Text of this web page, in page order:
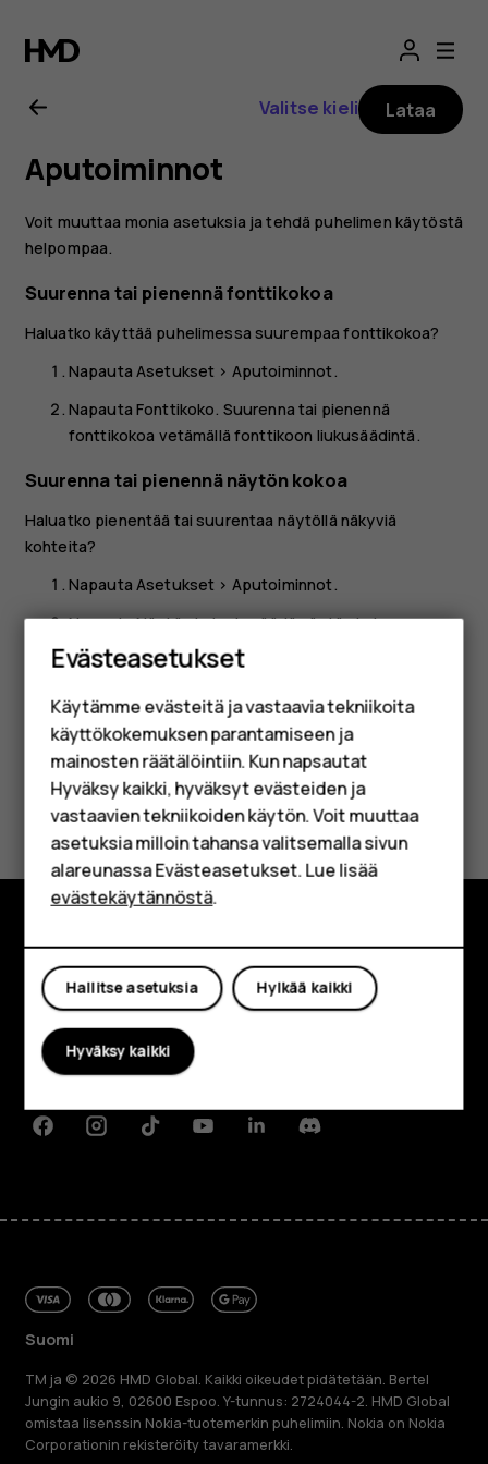
Nokia
G21
käyttöopas
Älypuhelimet
Perinteiset puhelimet
Lisävarusteet
HMD Terra M
Yrityksille
Tabletit
Shop
Valitse kieli Lataa
Aputoiminnot
Voit muuttaa monia asetuksia ja tehdä puhelimen käytöstä
helpompaa.
Suurenna tai pienennä fonttikokoa
Haluatko käyttää puhelimessa suurempaa fonttikokoa?
NapautaAsetukset > Aputoiminnot.
NapautaFonttikoko. Suurenna tai pienennä
fonttikokoa vetämällä fonttikoon liukusäädintä.
Suurenna tai pienennä näytön kokoa
Haluatko pienentää tai suurentaa näytöllä näkyviä
kohteita?
NapautaAsetukset > Aputoiminnot.
NapautaNäytön kokoja säädä näytön kokoa
vetämällä näytön koon liukusäädintä.
Oliko tästä apua?
Kyllä Ei
Tutustu
Tietoa meistä
Planet and people
FacebookInstagramTiktokYoutubeLinkedinDiscord
Suomi
TM ja © 2026 HMD Global. Kaikki oikeudet pidätetään. Bertel
Jungin aukio 9, 02600 Espoo. Y-tunnus: 2724044-2. HMD Global
omistaa lisenssin Nokia-tuotemerkin puhelimiin. Nokia on Nokia
Corporationin rekisteröity tavaramerkki.
Evästeasetukset
Käytämme evästeitä ja vastaavia tekniikoita
käyttökokemuksen parantamiseen ja
mainosten räätälöintiin. Kun napsautat
Hyväksy kaikki, hyväksyt evästeiden ja
vastaavien tekniikoiden käytön. Voit muuttaa
asetuksia milloin tahansa valitsemalla sivun
alareunassa Evästeasetukset. Lue lisää
evästekäytännöstä.
Hylkää kaikki
Hallitse asetuksia
Hyväksy kaikki